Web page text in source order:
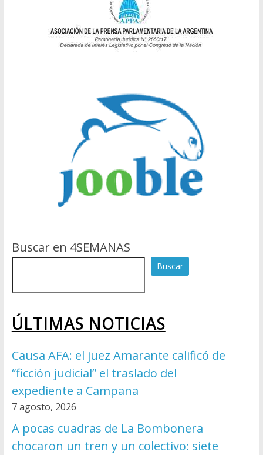
Buscar en 4SEMANAS
Buscar
ÚLTIMAS NOTICIAS
Causa AFA: el juez Amarante calificó de
“ficción judicial” el traslado del
expediente a Campana
7 agosto, 2026
A pocas cuadras de La Bombonera
chocaron un tren y un colectivo: siete